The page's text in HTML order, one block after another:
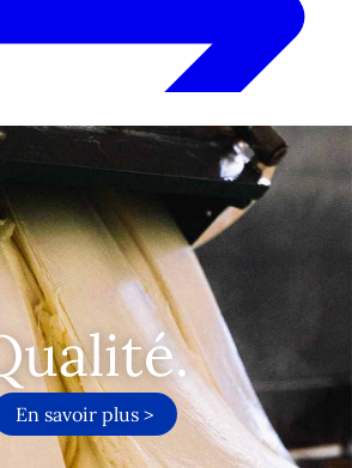
En savoir plus >